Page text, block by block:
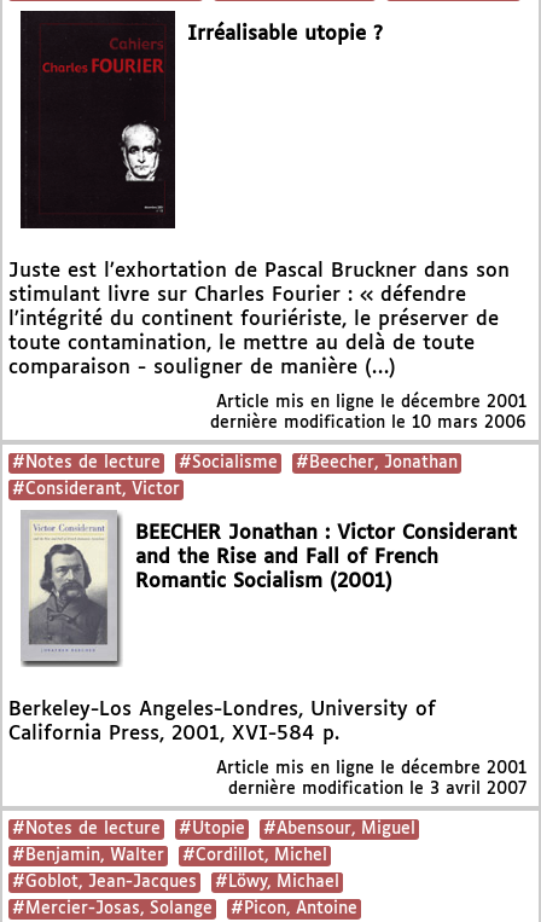
Irréalisable utopie ?
Juste est l’exhortation de Pascal Bruckner dans son
stimulant livre sur Charles Fourier : « défendre
l’intégrité du continent fouriériste, le préserver de
toute contamination, le mettre au delà de toute
comparaison - souligner de manière (…)
Article mis en ligne le décembre 2001
dernière modification le 10 mars 2006
#Notes de lecture #Socialisme
#Beecher, Jonathan
#Considerant, Victor
BEECHER Jonathan : Victor Considerant
and the Rise and Fall of French
Romantic Socialism (2001)
Berkeley-Los Angeles-Londres, University of
California Press, 2001, XVI-584 p.
Article mis en ligne le décembre 2001
dernière modification le 3 avril 2007
#Notes de lecture #Utopie
#Abensour, Miguel
#Benjamin, Walter
#Cordillot, Michel
#Goblot, Jean-Jacques
#Löwy, Michael
#Mercier-Josas, Solange
#Picon, Antoine